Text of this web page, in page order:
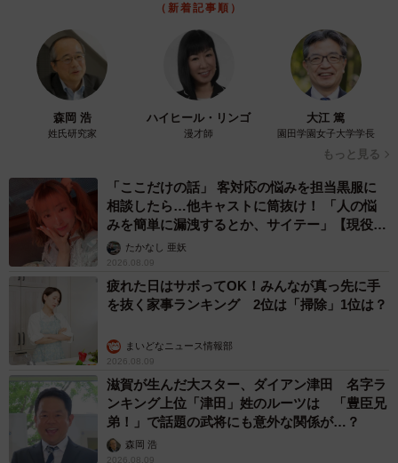
（新着記事順）
森岡 浩
姓氏研究家
ハイヒール・リンゴ
漫才師
大江 篤
園田学園女子大学学長
もっと見る
「ここだけの話」 客対応の悩みを担当黒服に
相談したら…他キャストに筒抜け！ 「人の悩
みを簡単に漏洩するとか、サイテー」【現役キ
ャストに取材】
たかなし 亜妖
2026.08.09
疲れた日はサボってOK！みんなが真っ先に手
を抜く家事ランキング 2位は「掃除」1位は？
まいどなニュース情報部
2026.08.09
滋賀が生んだ大スター、ダイアン津田 名字ラ
ンキング上位「津田」姓のルーツは 「豊臣兄
弟！」で話題の武将にも意外な関係が…？
森岡 浩
2026.08.09